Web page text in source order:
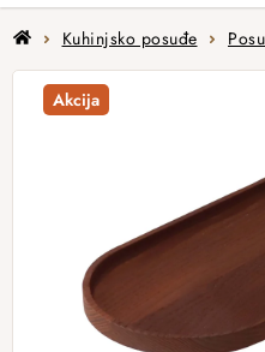
HomeKuhinjsko posuđe
Akcija